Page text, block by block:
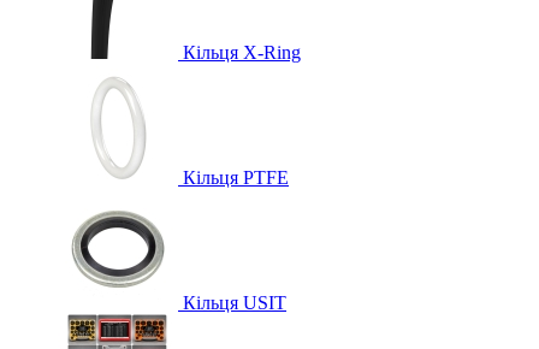
Кільця X-Ring
Кільця PTFE
Кільця USIT